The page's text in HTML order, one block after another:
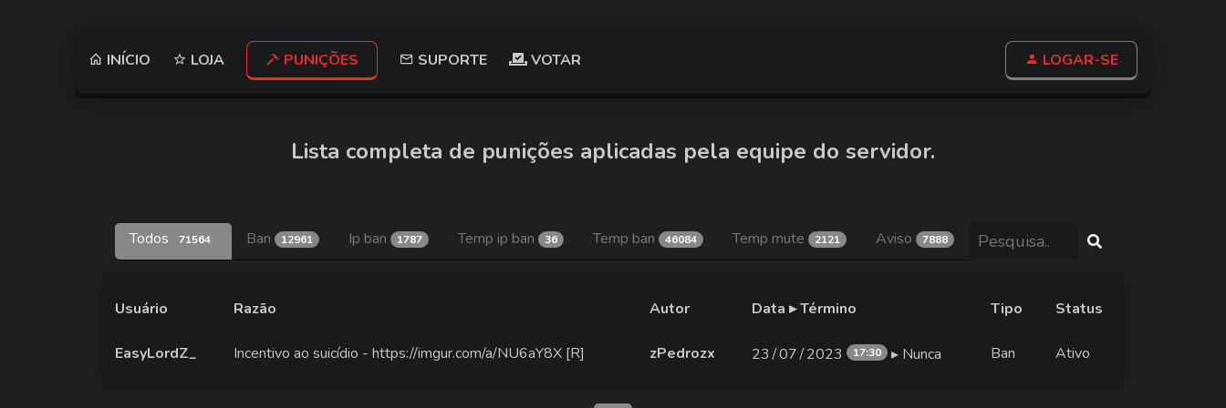
INÍCIO LOJA PUNIÇÕES SUPORTE VOTAR LOGAR-SE
Lista completa de punições aplicadas pela equipe do servidor.
Todos 71564 Ban 12961 Ip ban 1787 Temp ip ban 36 Temp ban 46084 Temp mute 2121 Aviso 7888
Usuário Razão Autor Data ▸ Término Tipo Status
EasyLordZ_ Incentivo ao suicídio - https://imgur.com/a/NU6aY8X [R] zPedrozx 23∕07∕2023 17:30 ▸ Nunca Ban Ativo